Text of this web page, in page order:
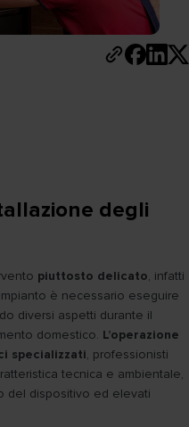
degli
piuttosto delicato, infatti
è necessario eseguire
diversi aspetti durante il
domestico. L’operazione
specializzati, professionisti
tecnica e ambientale,
del dispositivo ed elevati